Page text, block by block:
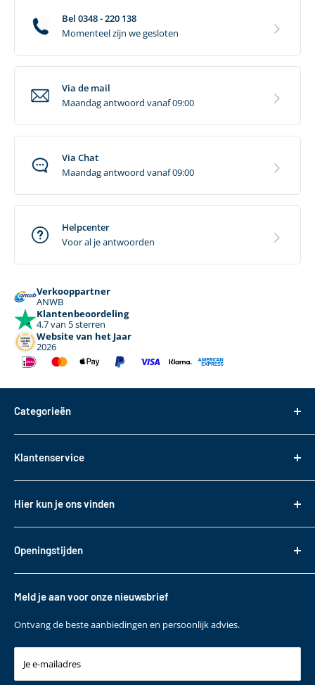
Bel 0348 - 220 138
Momenteel zijn we gesloten
Via de mail
Maandag antwoord vanaf 09:00
Via Chat
Maandag antwoord vanaf 09:00
Helpcenter
Voor al je antwoorden
Verkooppartner
ANWB
Klantenbeoordeling
4.7 van 5 sterren
Website van het Jaar
2026
Categorieën
Dakdragers
Fietsendragers
Reistassen
Daktransport voor bedrijfswagens
Klantenservice
Over ons
Bezorgen & Afhalen
Retourneren
Garantie
Hier kun je ons vinden
Tasveld 14
3417XS Montfoort
+31 (0)348 220 138
Eklantenservice@bepakt.nl
Openingstijden
Maandag t/m. vrijdag
10:00 - 17:00
Meld je aan voor onze nieuwsbrief
Ontvang de beste aanbiedingen en persoonlijk advies.
Je e-mailadres